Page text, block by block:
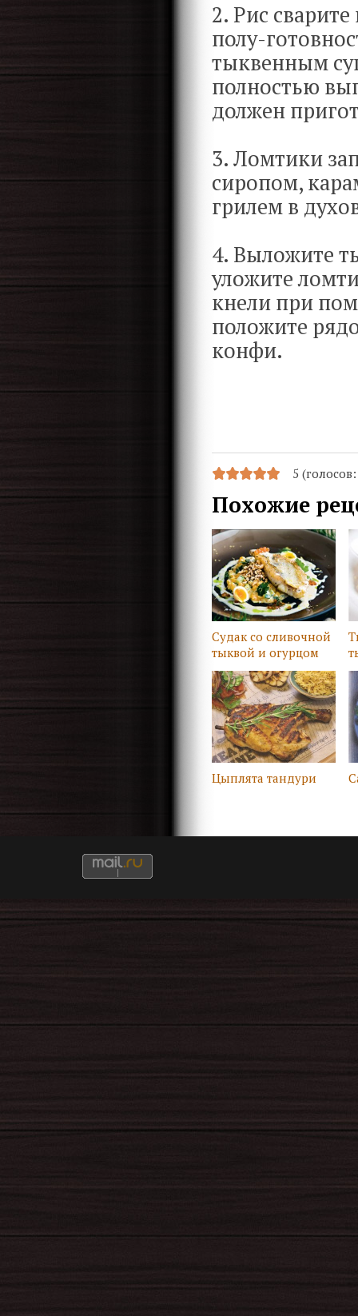
2. Рис
полу-
тыквенным
полностью
должен
3. Ломтики
сиропом,
грилем в
4. Выложите
уложите
кнели при
положите
конфи.
5
Похожие
Судак со сливочной
тыквой и огурцом
Цыплята тандури